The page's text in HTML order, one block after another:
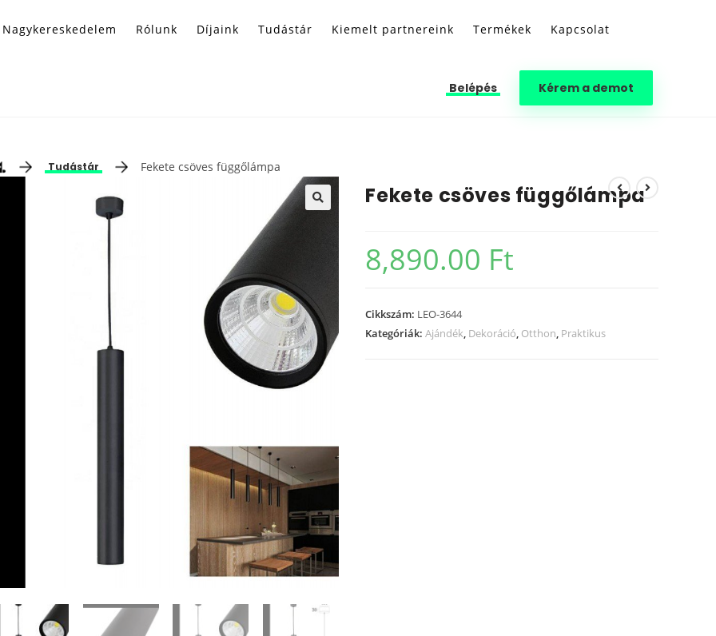
Nagykereskedelem Rólunk Díjaink Tudástár Kiemelt partnereink Termékek Kapcsolat
Belépés Kérem a demot
Tudástár Fekete csöves függőlámpa
Fekete csöves függőlámpa
8,890.00 Ft
Cikkszám: LEO-3644
Kategóriák:Ajándék, Dekoráció, Otthon, Praktikus